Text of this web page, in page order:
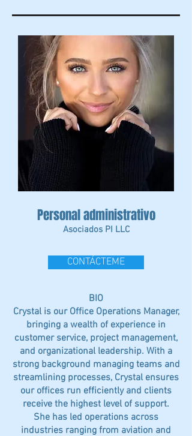
Personal administrativo
Asociados PI LLC
CONTÁCTEME
BIO
Crystal is our Office Operations Manager,
bringing a wealth of experience in
customer service, project management,
and organizational leadership. With a
strong background managing teams and
streamlining processes, Crystal ensures
our offices run efficiently and clients
receive the highest level of support.
She has led operations across
industries ranging from aviation and